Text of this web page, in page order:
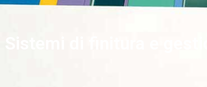
Sistemi di finitura e